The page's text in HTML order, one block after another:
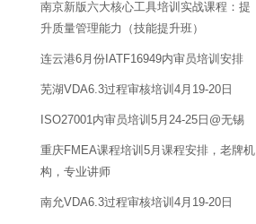
南京新版六大核心工具培训实战课程：提
升质量管理能力（技能提升班）
连云港6月份IATF16949内审员培训安排
芜湖VDA6.3过程审核培训4月19-20日
ISO27001内审员培训5月24-25日@无锡
重庆FMEA课程培训5月课程安排，老牌机
构，专业讲师
南允VDA6.3过程审核培训4月19-20日